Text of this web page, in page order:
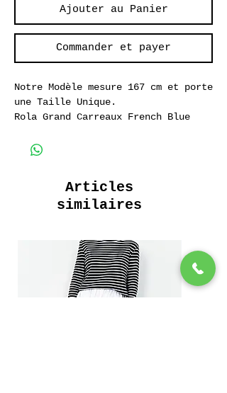
Ajouter au Panier
Commander et payer
Notre Modèle mesure 167 cm et porte
une Taille Unique.
Rola Grand Carreaux French Blue
Long Buttoned Dress
Articles
similaires